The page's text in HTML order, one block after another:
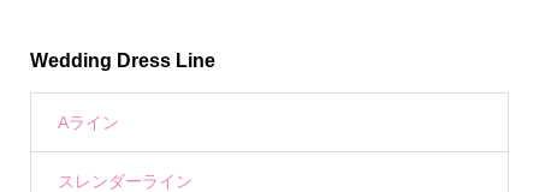
Wedding Dress Line
Aライン
スレンダーライン